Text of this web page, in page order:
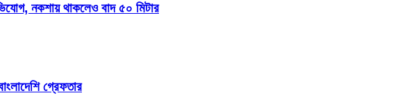
নকশায় থাকলেও বাদ ৫০ মিটার
গ্রেফতার